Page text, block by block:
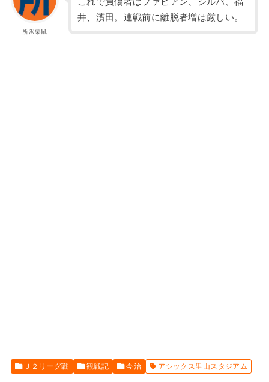
所沢栗鼠
井、濱田。連戦前に離脱者増は厳しい。
Ｊ２リーグ戦 観戦記 今治 アシックス里山スタジアム